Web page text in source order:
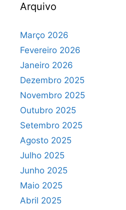
Arquivo
Março 2026
Fevereiro 2026
Janeiro 2026
Dezembro 2025
Novembro 2025
Outubro 2025
Setembro 2025
Agosto 2025
Julho 2025
Junho 2025
Maio 2025
Abril 2025